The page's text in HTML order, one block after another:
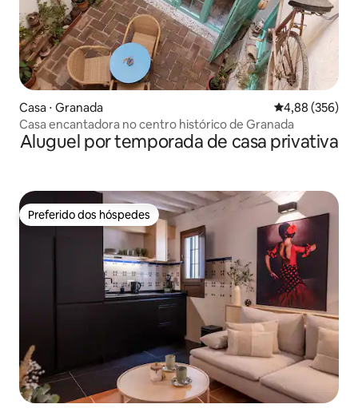
Casa ⋅ Granada 4,88 de uma
4,88 (356)
Casa encantadora no centro histórico de Granada
Aluguel por temporada de casa privativa
Preferido dos hóspedes
Preferido dos hóspedes